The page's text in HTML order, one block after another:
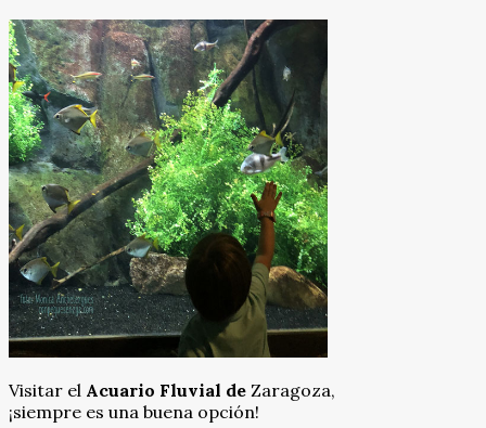
Visitar el Acuario Fluvial de Zaragoza,
¡siempre es una buena opción!